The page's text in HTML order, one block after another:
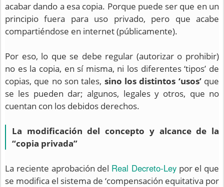
acabar dando a esa copia. Porque puede ser que en un
principio fuera para uso privado, pero que acabe
compartiéndose en internet (públicamente).
Por eso, lo que se debe regular (autorizar o prohibir)
no es la copia, en sí misma, ni los diferentes ‘tipos’ de
copias, que no son tales, sino los distintos ‘usos’que
se les pueden dar; algunos, legales y otros, que no
cuentan con los debidos derechos.
La modificación del concepto y alcance de la
“copia privada”
La reciente aprobación del Real Decreto-Leypor el que
se modifica el sistema de ‘compensación equitativa por